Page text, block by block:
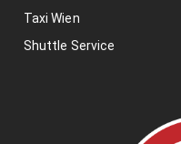
Taxi Wien
Shuttle Service